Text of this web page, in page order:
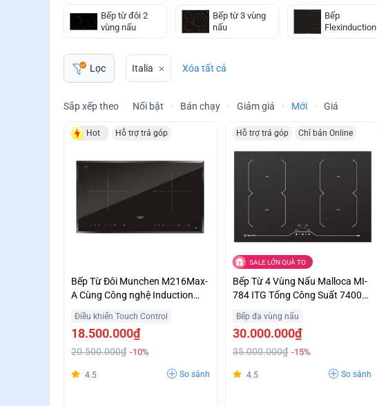
Bếp từ đôi 2
vùng nấu
Bếp từ 3 vùng
nấu
Bếp
Flexinduction
Lọc Italia Xóa tất cả
Sắp xếp theo Nổi bật Bán chạy Giảm giá Mới Giá
Hot Hỗ trợ trả góp
Bếp Từ Đôi Munchen M216Max-
A Cùng Công nghệ Induction
Kích Cỡ Nồi Giá Tốt
Điều khiển Touch Control
18.500.000₫
20.500.000₫ -10%
4.5 So sánh
Hỗ trợ trả góp Chỉ bán Online
SALE LỚN QUÀ TO
Bếp Từ 4 Vùng Nấu Malloca MI-
784 ITG Tổng Công Suất 7400W
Bếp đa vùng nấu
30.000.000₫
35.000.000₫ -15%
4.5 So sánh